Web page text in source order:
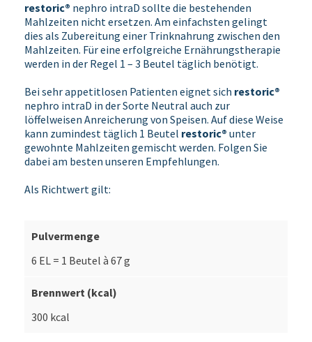
restoric® nephro intraD sollte die bestehenden
Mahlzeiten nicht ersetzen. Am einfachsten gelingt
dies als Zubereitung einer Trinknahrung zwischen den
Mahlzeiten. Für eine erfolgreiche Ernährungstherapie
werden in der Regel 1 – 3 Beutel täglich benötigt.
Bei sehr appetitlosen Patienten eignet sich restoric®
nephro intraD in der Sorte Neutral auch zur
löffelweisen Anreicherung von Speisen. Auf diese Weise
kann zumindest täglich 1 Beutel restoric® unter
gewohnte Mahlzeiten gemischt werden. Folgen Sie
dabei am besten unseren Empfehlungen.
Als Richtwert gilt:
6 EL = 1 Beutel à 67 g
300 kcal